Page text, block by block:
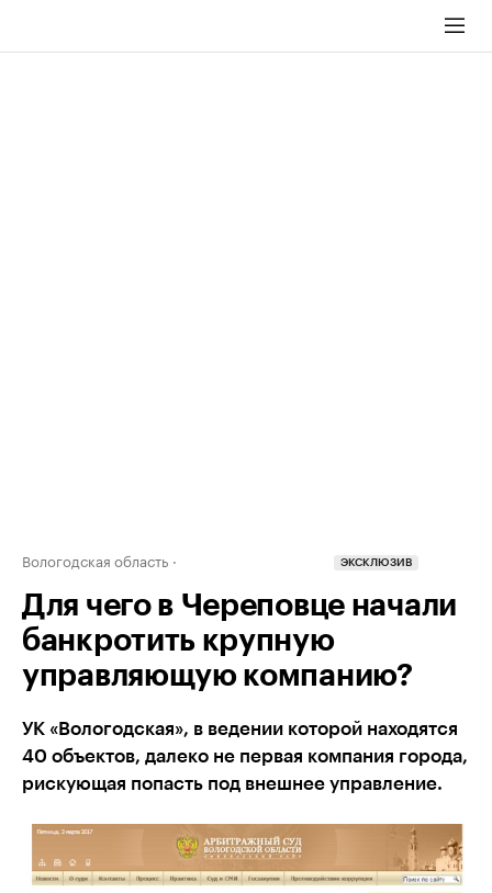
Вологодская область ЭКСКЛЮЗИВ
Для чего в Череповце начали
банкротить крупную
управляющую компанию?
УК «Вологодская», в ведении которой находятся
40 объектов, далеко не первая компания города,
рискующая попасть под внешнее управление.